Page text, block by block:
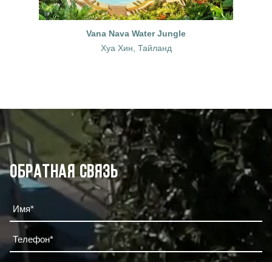
Vana Nava Water Jungle
Хуа Хин, Тайланд
Обратная связь